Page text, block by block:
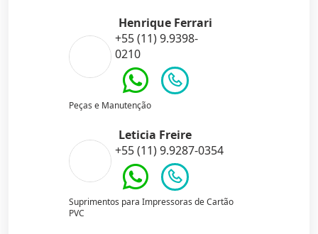
Henrique Ferrari
+55 (11) 9.9398-
0210
Peças e Manutenção
Leticia Freire
+55 (11) 9.9287-0354
Suprimentos para Impressoras de Cartão
PVC